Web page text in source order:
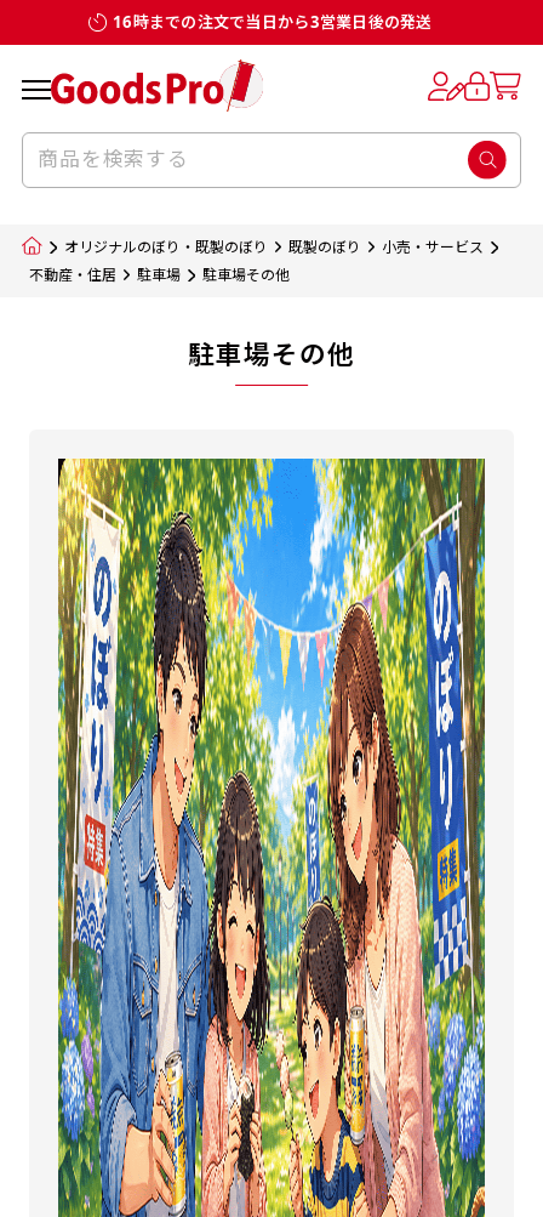
16時までの注文で当日から3営業日後の発送
オリジナルのぼり・既製のぼり 既製のぼり
小売・サービス
不動産・住居
駐車場 駐車場その他
駐車場その他